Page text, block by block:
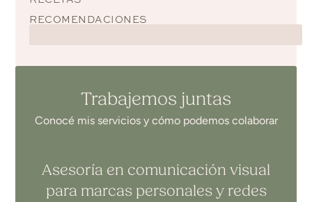
RECOMENDACIONES
Trabajemos juntas
Conocé mis servicios y cómo podemos colaborar
Asesoría en comunicación visual
para marcas personales y redes